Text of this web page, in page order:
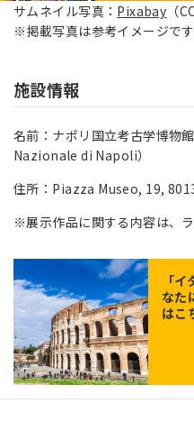
サムネイル写真： Pixabay （
※掲載写真は参考イメージです
施設情報
名前：ナポリ国立考古学博物
Nazionale di Napoli）
住所：Piazza Museo, 19,
※展示作品に関する内容は、
「イ
なた
はこ